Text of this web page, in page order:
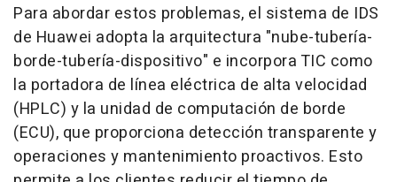
Para abordar estos problemas, el sistema de IDS
de Huawei adopta la arquitectura "nube-tubería-
borde-tubería-dispositivo" e incorpora TIC como
la portadora de línea eléctrica de alta velocidad
(HPLC) y la unidad de computación de borde
(ECU), que proporciona detección transparente y
operaciones y mantenimiento proactivos. Esto